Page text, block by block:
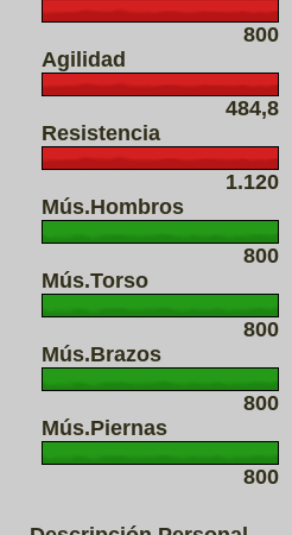
800
Agilidad
484,8
Resistencia
1.120
Mús.Hombros
800
Mús.Torso
800
Mús.Brazos
800
Mús.Piernas
800